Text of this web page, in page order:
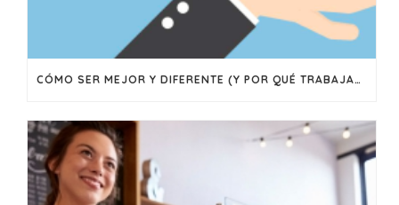
CÓMO SER MEJOR Y DIFERENTE (Y POR QUÉ TRABAJAR EN LOGRAR AMBAS COSAS)